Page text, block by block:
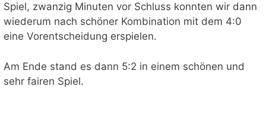
Spiel, zwanzig Minuten vor Schluss konnten wir dann
wiederum nach schöner Kombination mit dem 4:0
eine Vorentscheidung erspielen.
Am Ende stand es dann 5:2 in einem schönen und
sehr fairen Spiel.